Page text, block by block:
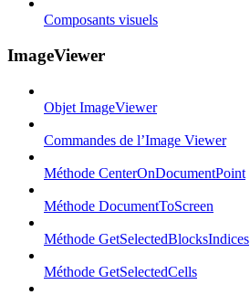
Composants visuels
ImageViewer
Objet ImageViewer
Commandes de l’Image Viewer
Méthode CenterOnDocumentPoint
Méthode DocumentToScreen
Méthode GetSelectedBlocksIndices
Méthode GetSelectedCells